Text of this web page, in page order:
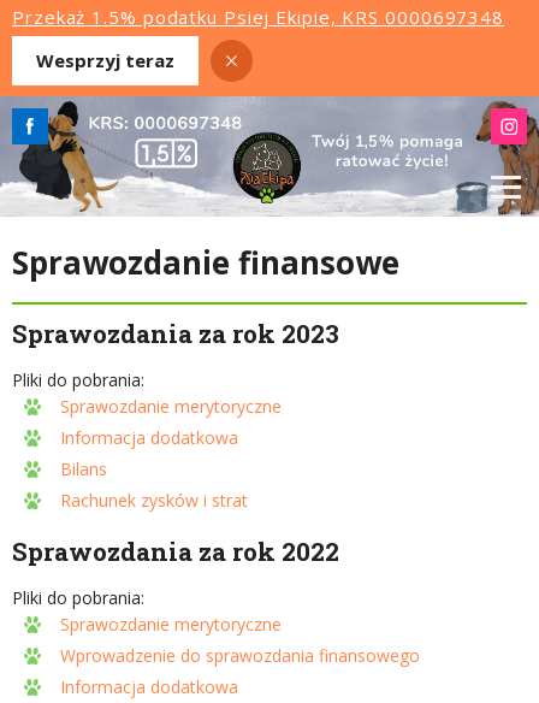
Przekaż 1.5% podatku Psiej Ekipie, KRS 0000697348
Wesprzyj teraz
Sprawozdanie finansowe
Sprawozdania za rok 2023
Pliki do pobrania:
Sprawozdanie merytoryczne
Informacja dodatkowa
Bilans
Rachunek zysków i strat
Sprawozdania za rok 2022
Pliki do pobrania:
Sprawozdanie merytoryczne
Wprowadzenie do sprawozdania finansowego
Informacja dodatkowa